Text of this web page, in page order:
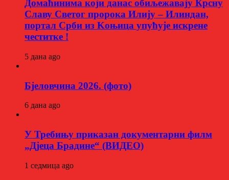
Домаћинима који данас обиљежавају Крсну
Славу Светог пророка Илију – Илиндан,
портал Срби из Kоњица упућује искрене
честитке !
5 дана ago
Бјеловчина 2026. (фото)
6 дана ago
У Требињу приказан документарни филм
„Дјеца Брадине“ (ВИДЕО)
1 седмица ago